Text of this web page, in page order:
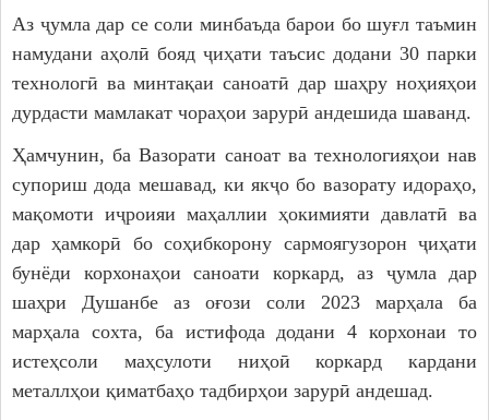
Аз ҷумла дар се соли минбаъда барои бо шуғл таъмин
намудани аҳолӣ бояд ҷиҳати таъсис додани 30 парки
технологӣ ва минтақаи саноатӣ дар шаҳру ноҳияҳои
дурдасти мамлакат чораҳои зарурӣ андешида шаванд.
Ҳамчунин, ба Вазорати саноат ва технологияҳои нав
супориш дода мешавад, ки якҷо бо вазорату идораҳо,
мақомоти иҷроияи маҳаллии ҳокимияти давлатӣ ва
дар ҳамкорӣ бо соҳибкорону сармоягузорон ҷиҳати
бунёди корхонаҳои саноати коркард, аз ҷумла дар
шаҳри Душанбе аз оғози соли 2023 марҳала ба
марҳала сохта, ба истифода додани 4 корхонаи то
истеҳсоли маҳсулоти ниҳоӣ коркард кардани
металлҳои қиматбаҳо тадбирҳои зарурӣ андешад.